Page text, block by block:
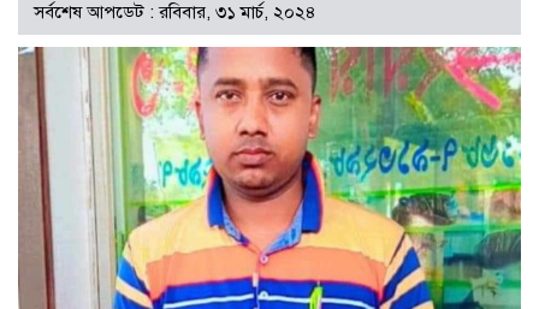
সর্বশেষ আপডেট : রবিবার, ৩১ মার্চ, ২০২৪